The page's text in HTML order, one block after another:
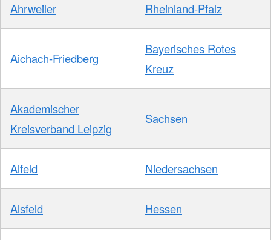
Ahrweiler Rheinland-Pfalz
Aichach-Friedberg
Bayerisches Rotes
Kreuz
Akademischer
Kreisverband Leipzig
Sachsen
Alfeld Niedersachsen
Alsfeld Hessen